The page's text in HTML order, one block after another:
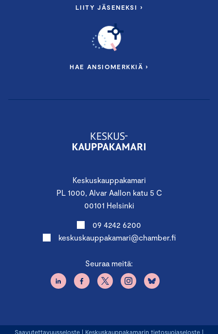
Keskuskauppakamari
PL 1000, Alvar Aallon katu 5 C
00101 Helsinki
09 4242 6200
keskuskauppakamari@chamber.fi
Seuraa meitä:
LIITY JÄSENEKSI ›
HAE ANSIOMERKKIÄ ›
Saavutettavuusseloste | Keskuskauppakamarin tietosuojaseloste |